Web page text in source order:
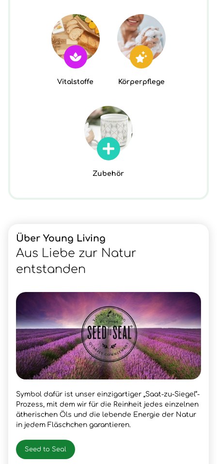
Vitalstoffe Körperpflege
Zubehör
Über Young Living
Aus Liebe zur Natur
entstanden
Symbol dafür ist unser einzigartiger „Saat-zu-Siegel“-
Prozess, mit dem wir für die Reinheit jedes einzelnen
ätherischen Öls und die lebende Energie der Natur
in jedem Fläschchen garantieren.
Seed to Seal